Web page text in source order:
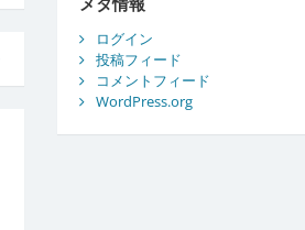
ログイン
投稿フィード
コメントフィード
WordPress.org